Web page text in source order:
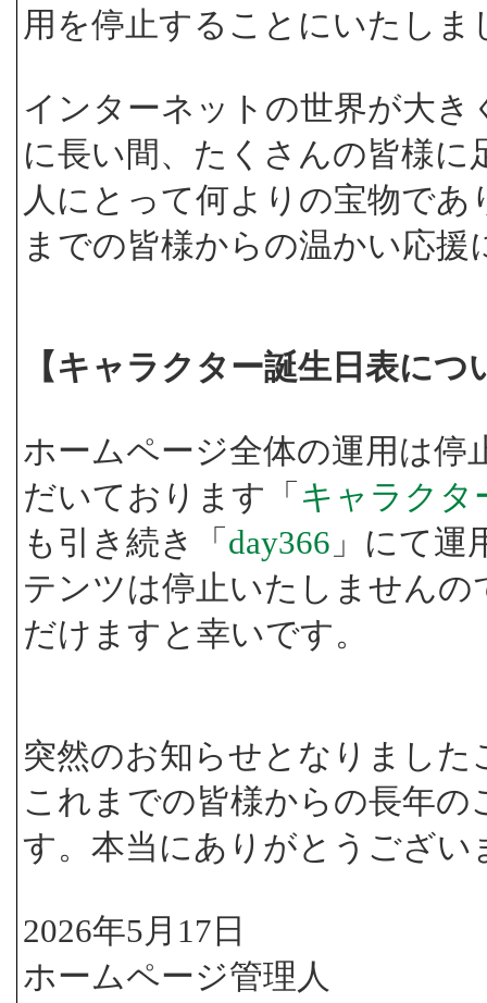
用を停止することにいたしま
インターネットの世界が大
に長い間、たくさんの皆様
人にとって何よりの宝物で
までの皆様からの温かい応
【キャラクター誕生日表に
ホームページ全体の運用は停
だいております「 キャラクタ
も引き続き「 day366 」にて
テンツは停止いたしません
だけますと幸いです。
突然のお知らせとなりまし
これまでの皆様からの長年
す。本当にありがとうござい
2026年5月17日
ホームページ管理人